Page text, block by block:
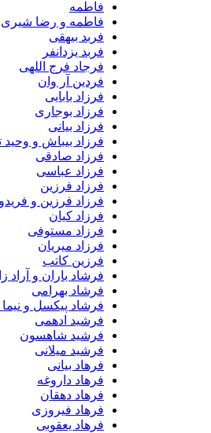
فاطمه و رضا شیری
فربد بیهقی
فربد یزدانفر
فرجاد فرج اللهی
فردین آر وان
فرزاد بابایی
فرزاد بوجاری
فرزاد بیانی
فرزاد بیباش و وحید تتورا
فرزاد صادقی
فرزاد عباسی
فرزاد فرزین
فرزاد فرزین و فریدون
فرزاد کیان
فرزاد مستوفی
فرزاد میریان
فرزین کاتب
فرشاد باران و آراد زارعی
فرشاد بهرامی
فرشاد پیکسل و نیما اهورا
فرشید ادهمی
فرشید شاهسون
فرشید میلانی
فرهاد بیانی
فرهاد داروغه
فرهاد دهقان
فرهاد فیروزی
فرهاد یعقوبی